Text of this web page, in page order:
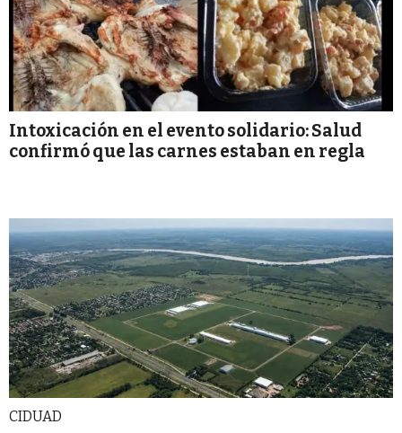
Intoxicación en el evento solidario: Salud
confirmó que las carnes estaban en regla
CIDUAD